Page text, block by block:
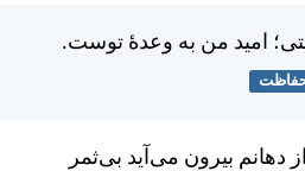
اميد من به وعدهٔ توست.
دهانم بيرون می‌آيد بی‌ثمر